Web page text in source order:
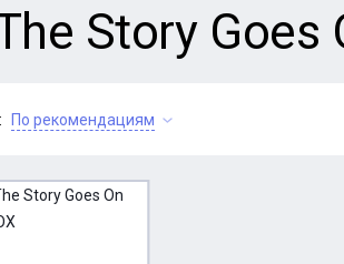
Story Goes
По рекомендациям